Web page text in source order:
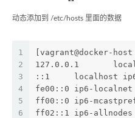
动态添加到 /etc/hosts 里面的数据
1
2
3
4
5
6
[vagrant@docker-
::1	localhost
fe00::0	ip6-localnet
ff00::0	ip6-
ff02::1	ip6-allnodes